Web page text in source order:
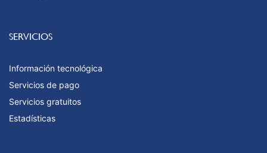
SERVICIOS
Información tecnológica
Servicios de pago
Servicios gratuitos
Estadísticas